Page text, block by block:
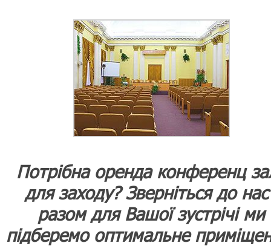
Потрібна оренда конференц
для заходу? Зверніться до нас
разом для Вашої зустрічі ми
підберемо оптимальне